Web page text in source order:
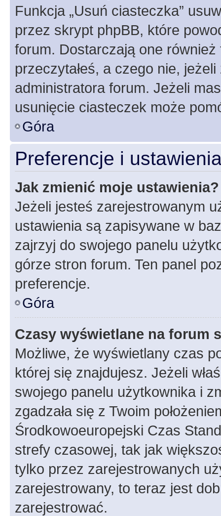
Funkcja „Usuń ciasteczka”
przez skrypt phpBB, które
forum. Dostarczają one
przeczytałeś, a czego nie,
administratora forum. Jeżeli
usunięcie ciasteczek może
Góra
Preferencje i
Jak zmienić moje ustawienia?
Jeżeli jesteś zarejestrowanym
ustawienia są zapisywane w
zajrzyj do swojego panelu
górze stron forum. Ten panel
preferencje.
Góra
Czasy wyświetlane na forum
Możliwe, że wyświetlany czas
której się znajdujesz. Jeżeli
swojego panelu użytkownika i
zgadzała się z Twoim
Środkowoeuropejski Czas
strefy czasowej, tak jak
tylko przez zarejestrowanych
zarejestrowany, to teraz jest
zarejestrować.